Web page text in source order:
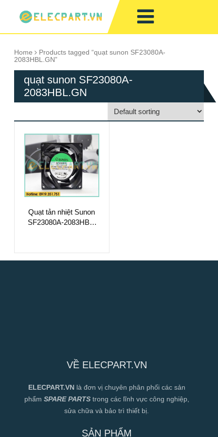
Home
Products tagged “quạt sunon SF23080A-
2083HBL.GN”
quạt sunon SF23080A-
2083HBL.GN
Quạt tản nhiệt Sunon
SF23080A-2083HBL,
VỀ ELECPART.VN
ELECPART.VN là đơn vị chuyên phân phối các sản
phẩm SPARE PARTStrong các lĩnh vực công nghiệp,
sửa chữa và bảo trì thiết bị.
SẢN PHẨM